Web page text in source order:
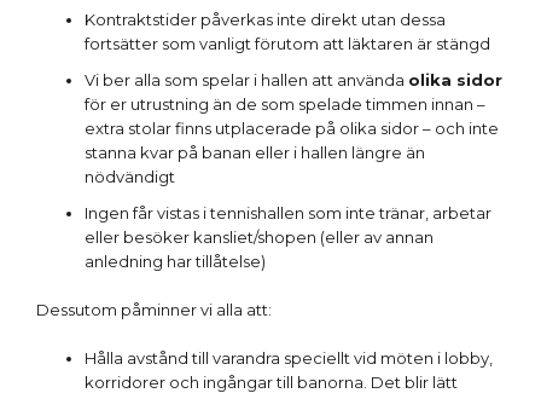
Kontraktstider påverkas inte direkt utan dessa
fortsätter som vanligt förutom att läktaren är stängd
Vi ber alla som spelar i hallen att använda olika sidor
för er utrustning än de som spelade timmen innan –
extra stolar finns utplacerade på olika sidor – och inte
stanna kvar på banan eller i hallen längre än
nödvändigt
Ingen får vistas i tennishallen som inte tränar, arbetar
eller besöker kansliet/shopen (eller av annan
anledning har tillåtelse)
Dessutom påminner vi alla att:
Hålla avstånd till varandra speciellt vid möten i lobby,
korridorer och ingångar till banorna. Det blir lätt